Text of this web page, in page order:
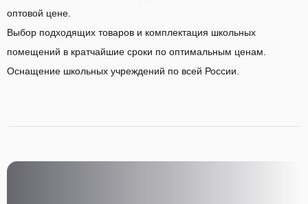
оптовой цене.
Выбор подходящих товаров и комплектация школьных
помещений в кратчайшие сроки по оптимальным ценам.
Оснащение школьных учреждений по всей России.